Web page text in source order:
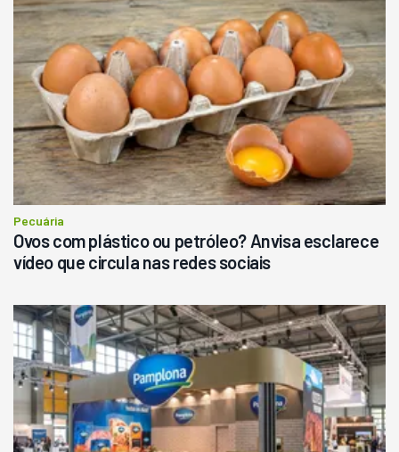
Pá Carregadeira Cat 966
Ano 1987
Londrina
R$ 145.000
Consultar
Pecuária
Ovos com plástico ou petróleo? Anvisa esclarece
vídeo que circula nas redes sociais